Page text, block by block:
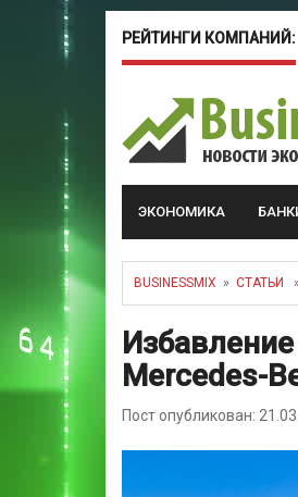
РЕЙТИНГИ КОМПАНИЙ:
ЭКОНОМИКА
BUSINESSMIX » СТАТЬИ
Mercedes-
Пост опубликован: